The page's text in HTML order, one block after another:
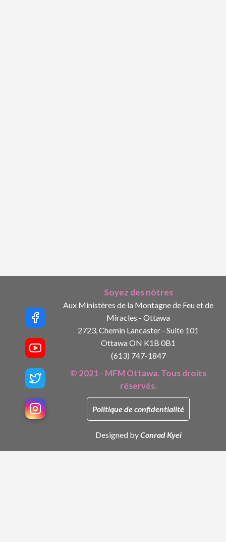
Soyez des nôtres
Aux Ministères de la Montagne de Feu et de
Miracles - Ottawa
2723, Chemin Lancaster - Suite 101
Ottawa ON K1B 0B1
(613) 747-1847
© 2021 - MFM Ottawa. Tous droits
réservés.
Politique de confidentialité
Designed byConrad Kyei